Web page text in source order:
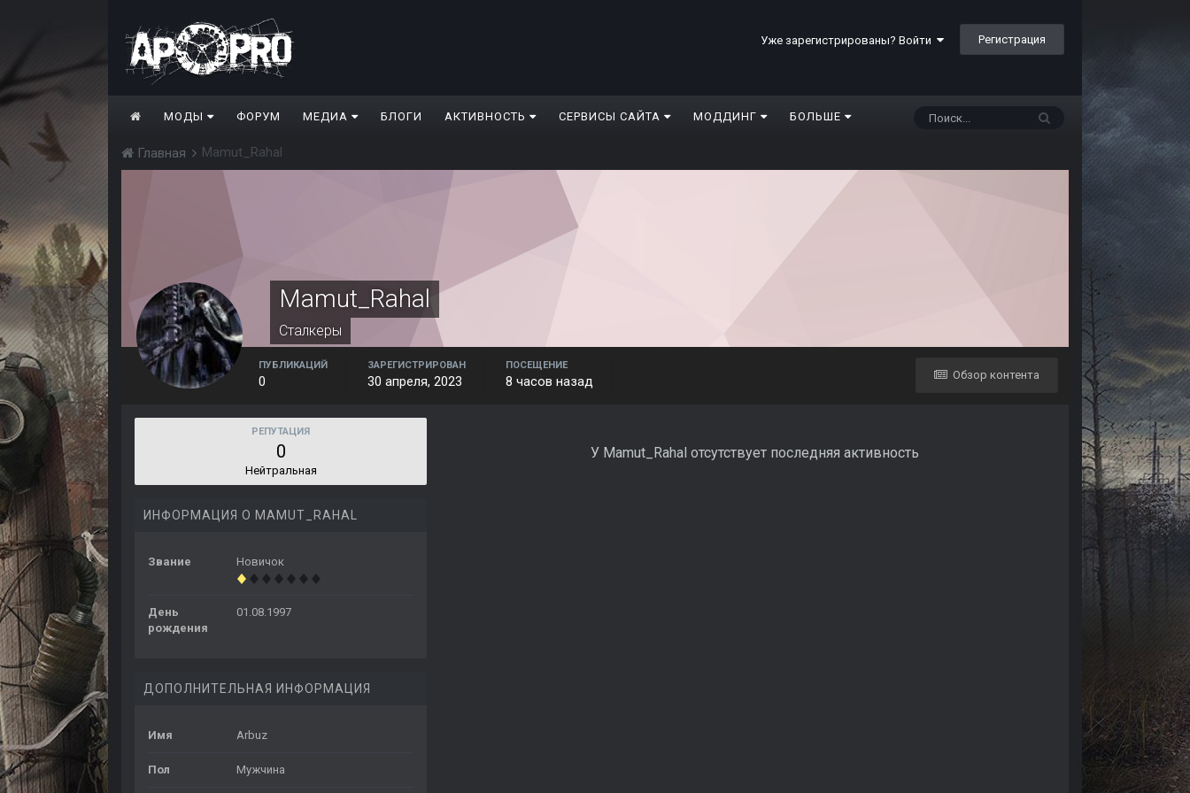
Уже зарегистрированы? Войти Регистрация
МОДЫ ФОРУМ МЕДИА БЛОГИ АКТИВНОСТЬ СЕРВИСЫ САЙТА МОДДИНГ БОЛЬШЕ
Главная Mamut_Rahal
Mamut_Rahal
Сталкеры
Обзор контента
ПУБЛИКАЦИЙ
0
ЗАРЕГИСТРИРОВАН
30 апреля, 2023
ПОСЕЩЕНИЕ
8 часов назад
РЕПУТАЦИЯ
0
Нейтральная
ИНФОРМАЦИЯ О MAMUT_RAHAL
Звание Новичок
День
рождения
01.08.1997
ДОПОЛНИТЕЛЬНАЯ ИНФОРМАЦИЯ
Имя Arbuz
Пол Мужчина
У Mamut_Rahal отсутствует последняя активность